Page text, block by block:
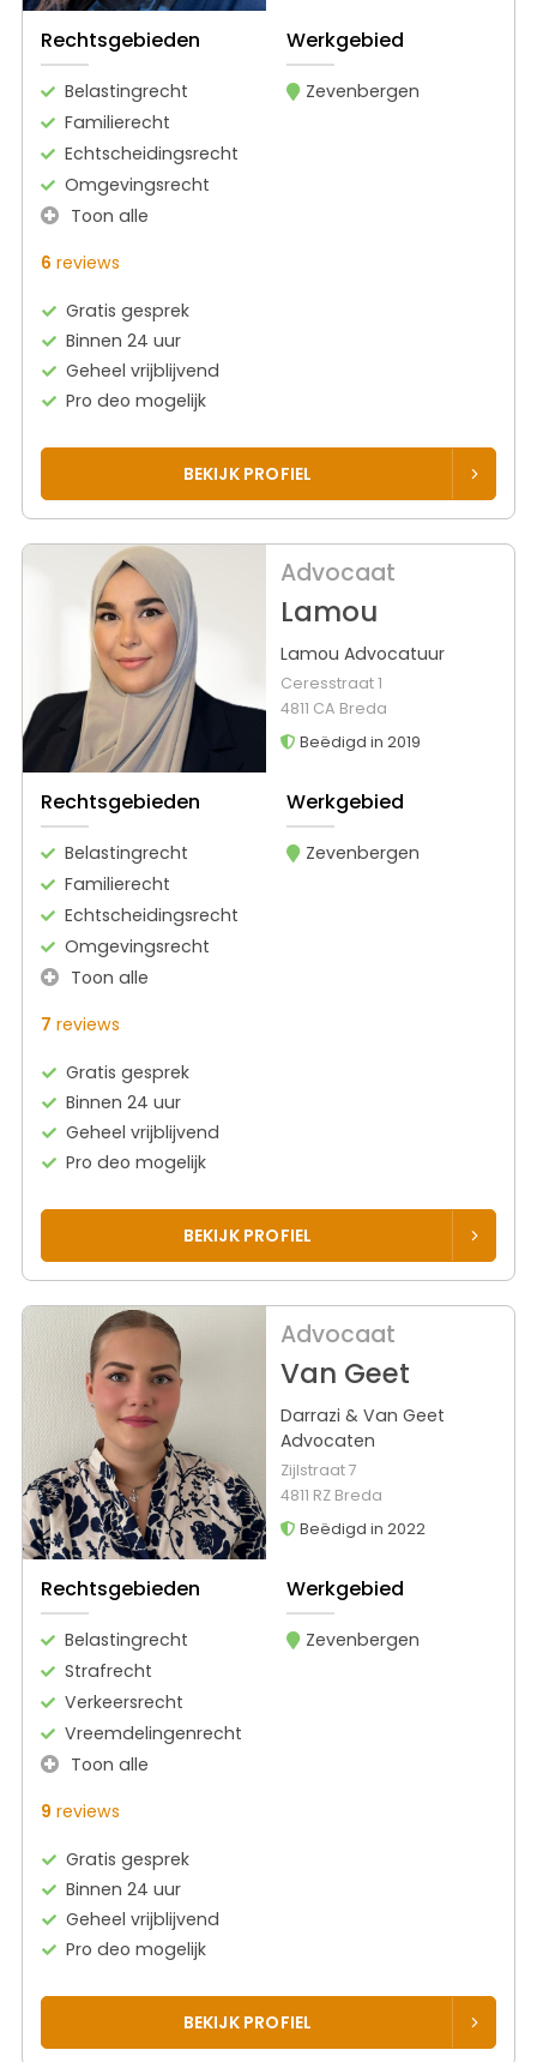
Rechtsgebieden
Belastingrecht
Familierecht
Echtscheidingsrecht
Omgevingsrecht
Toon alle
Werkgebied
Zevenbergen
6 reviews
Gratis gesprek
Binnen 24 uur
Geheel vrijblijvend
Pro deo mogelijk
BEKIJK PROFIEL
Advocaat
Lamou
Lamou Advocatuur
Ceresstraat 1
4811 CA Breda
Beëdigd in 2019
Rechtsgebieden
Belastingrecht
Familierecht
Echtscheidingsrecht
Omgevingsrecht
Toon alle
Werkgebied
Zevenbergen
7 reviews
Gratis gesprek
Binnen 24 uur
Geheel vrijblijvend
Pro deo mogelijk
BEKIJK PROFIEL
Advocaat
Van Geet
Darrazi & Van Geet
Advocaten
Zijlstraat 7
4811 RZ Breda
Beëdigd in 2022
Rechtsgebieden
Belastingrecht
Strafrecht
Verkeersrecht
Vreemdelingenrecht
Toon alle
Werkgebied
Zevenbergen
9 reviews
Gratis gesprek
Binnen 24 uur
Geheel vrijblijvend
Pro deo mogelijk
BEKIJK PROFIEL